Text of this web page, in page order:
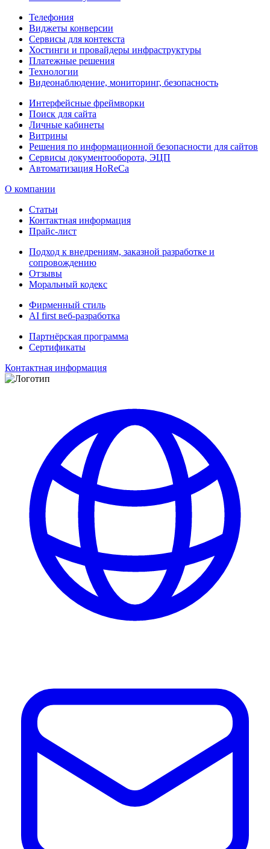
Телефония
Виджеты конверсии
Сервисы для контекста
Хостинги и провайдеры инфраструктуры
Платежные решения
Технологии
Видеонаблюдение, мониторинг, безопасность
Интерфейсные фреймворки
Поиск для сайта
Личные кабинеты
Витрины
Решения по информационной безопасности для сайтов
Сервисы документооборота, ЭЦП
Автоматизация HoReCa
О компании
Статьи
Контактная информация
Прайс-лист
Подход к внедрениям, заказной разработке и
сопровождению
Отзывы
Моральный кодекс
Фирменный стиль
AI first веб-разработка
Партнёрская программа
Сертификаты
Контактная информация